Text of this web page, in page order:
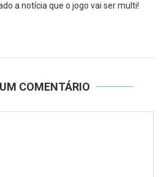
a notícia que o jogo vai ser multi!
COMENTÁRIO